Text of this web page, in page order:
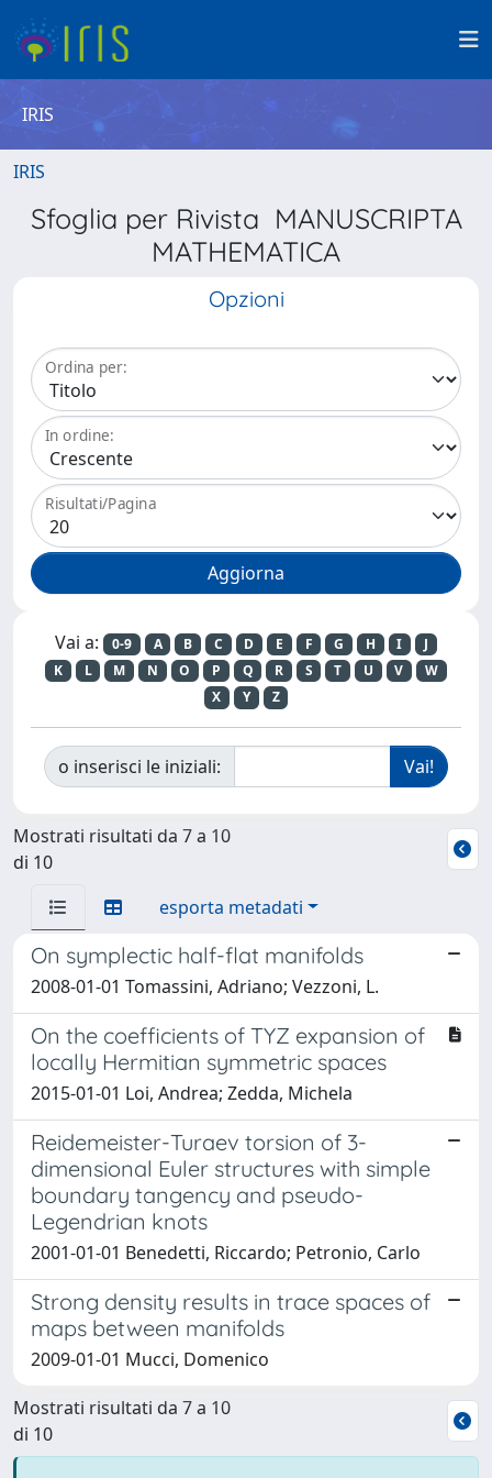
IRIS
IRIS
Sfoglia per Rivista MANUSCRIPTA
MATHEMATICA
Opzioni
Ordina per:
In ordine:
Risultati/Pagina
Vai a: 0-9 A B C D E F G H I
J
K
L M N O P Q R S T U V
W
X
Y Z
o inserisci le iniziali:
Mostrati risultati da 7 a 10
di 10
esporta metadati
On symplectic half-flat manifolds
2008-01-01 Tomassini, Adriano; Vezzoni, L.
On the coefficients of TYZ expansion of
locally Hermitian symmetric spaces
2015-01-01 Loi, Andrea; Zedda, Michela
Reidemeister-Turaev torsion of 3-
dimensional Euler structures with simple
boundary tangency and pseudo-
Legendrian knots
2001-01-01 Benedetti, Riccardo; Petronio, Carlo
Strong density results in trace spaces of
maps between manifolds
2009-01-01 Mucci, Domenico
Mostrati risultati da 7 a 10
di 10